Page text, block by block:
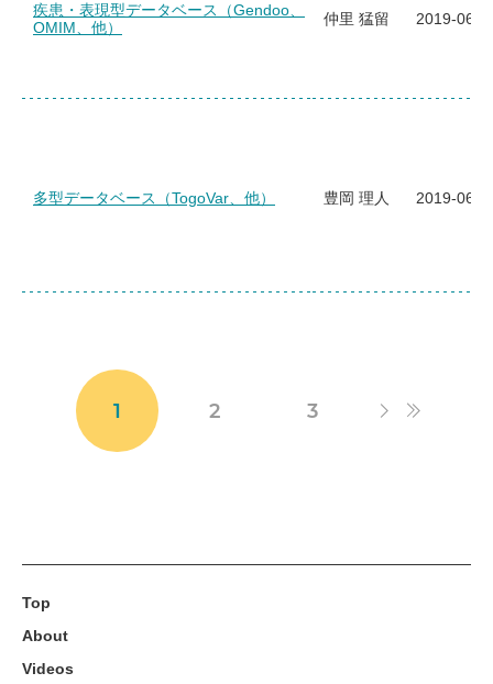
疾患・表現型データベース（Gendoo、
OMIM、他）
仲里 猛留 2019-06-
多型データベース（TogoVar、他） 豊岡 理人 2019-06-
1 2 3
Top
About
Videos